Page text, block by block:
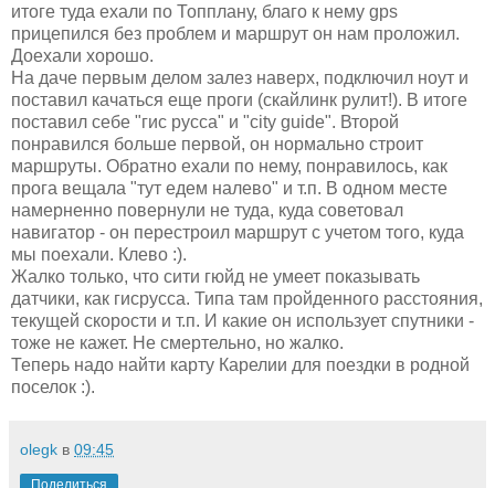
итоге туда ехали по Топплану, благо к нему gps
прицепился без проблем и маршрут он нам проложил.
Доехали хорошо.
На даче первым делом залез наверх, подключил ноут и
поставил качаться еще проги (скайлинк рулит!). В итоге
поставил себе "гис русса" и "city guide". Второй
понравился больше первой, он нормально строит
маршруты. Обратно ехали по нему, понравилось, как
прога вещала "тут едем налево" и т.п. В одном месте
намерненно повернули не туда, куда советовал
навигатор - он перестроил маршрут с учетом того, куда
мы поехали. Клево :).
Жалко только, что сити гюйд не умеет показывать
датчики, как гисрусса. Типа там пройденного расстояния,
текущей скорости и т.п. И какие он использует спутники -
тоже не кажет. Не смертельно, но жалко.
Теперь надо найти карту Карелии для поездки в родной
поселок :).
olegk в 09:45
Поделиться